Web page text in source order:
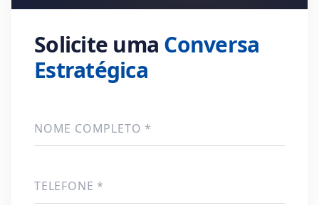
Solicite uma Conversa
Estratégica
NOME COMPLETO *
TELEFONE *